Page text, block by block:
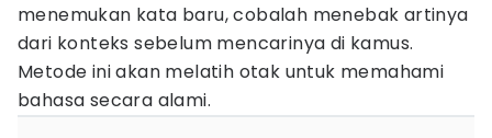
menemukan kata baru, cobalah menebak artinya
dari konteks sebelum mencarinya di kamus.
Metode ini akan melatih otak untuk memahami
bahasa secara alami.